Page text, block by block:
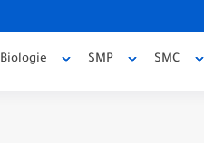
Biologie SMP SMC